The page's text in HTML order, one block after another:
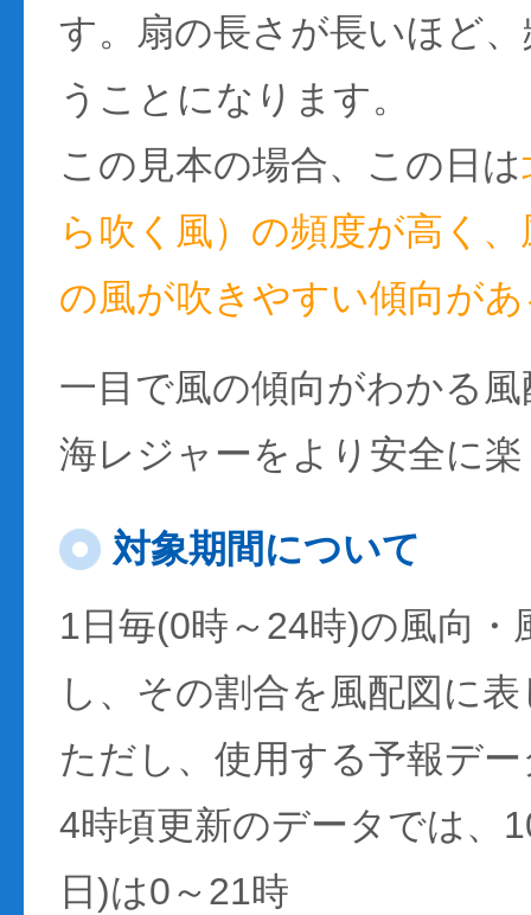
す。扇の長さが長いほど
うことになります。
この見本の場合、この日は
ら吹く風）の頻度が高く
の風が吹きやすい傾向が
一目で風の傾向がわかる
海レジャーをより安全に
対象期間について
1日毎(0時～24時)の風向・
し、その割合を風配図に
ただし、使用する予報デ
4時頃更新のデータでは、
日)は0～21時